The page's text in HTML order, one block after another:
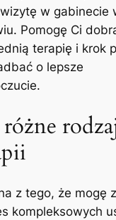
w gabinecie
Pomogę Ci
terapię i krok
o lepsze
z tego, że mogę
kompleksowych